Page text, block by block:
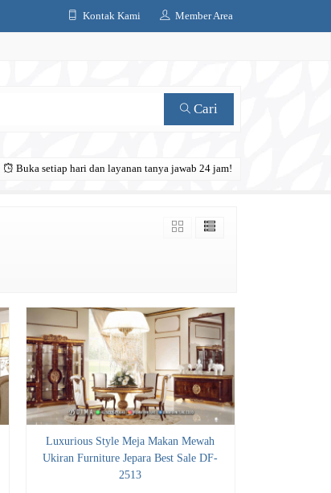
Kontak Kami Member Area
Cari
Buka setiap hari dan layanan tanya jawab 24 jam!
Luxurious Style Meja Makan Mewah
Ukiran Furniture Jepara Best Sale DF-
2513